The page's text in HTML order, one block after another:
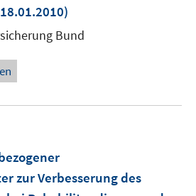
neuem
Bund
zur Verbesserung des